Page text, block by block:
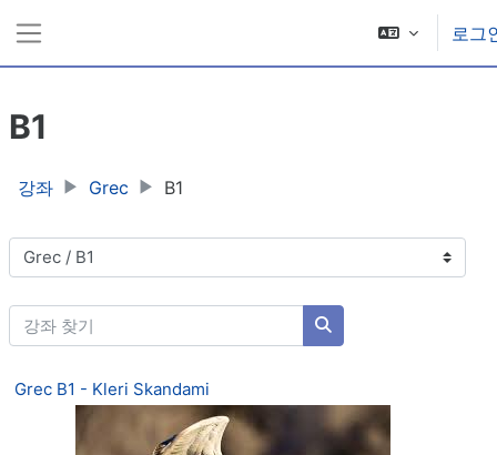
로그
B1
강좌 Grec B1
강좌 범주
강좌 찾기
강좌 찾기
Grec B1 - Kleri Skandami